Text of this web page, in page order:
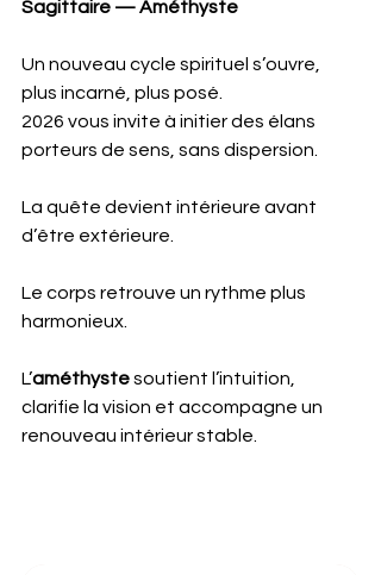
Sagittaire — Améthyste
Un nouveau cycle spirituel s’ouvre,
plus incarné, plus posé.
2026 vous invite à initier des élans
porteurs de sens, sans dispersion.
La quête devient intérieure avant
d’être extérieure.
Le corps retrouve un rythme plus
harmonieux.
L’améthyste soutient l’intuition,
clarifie la vision et accompagne un
renouveau intérieur stable.